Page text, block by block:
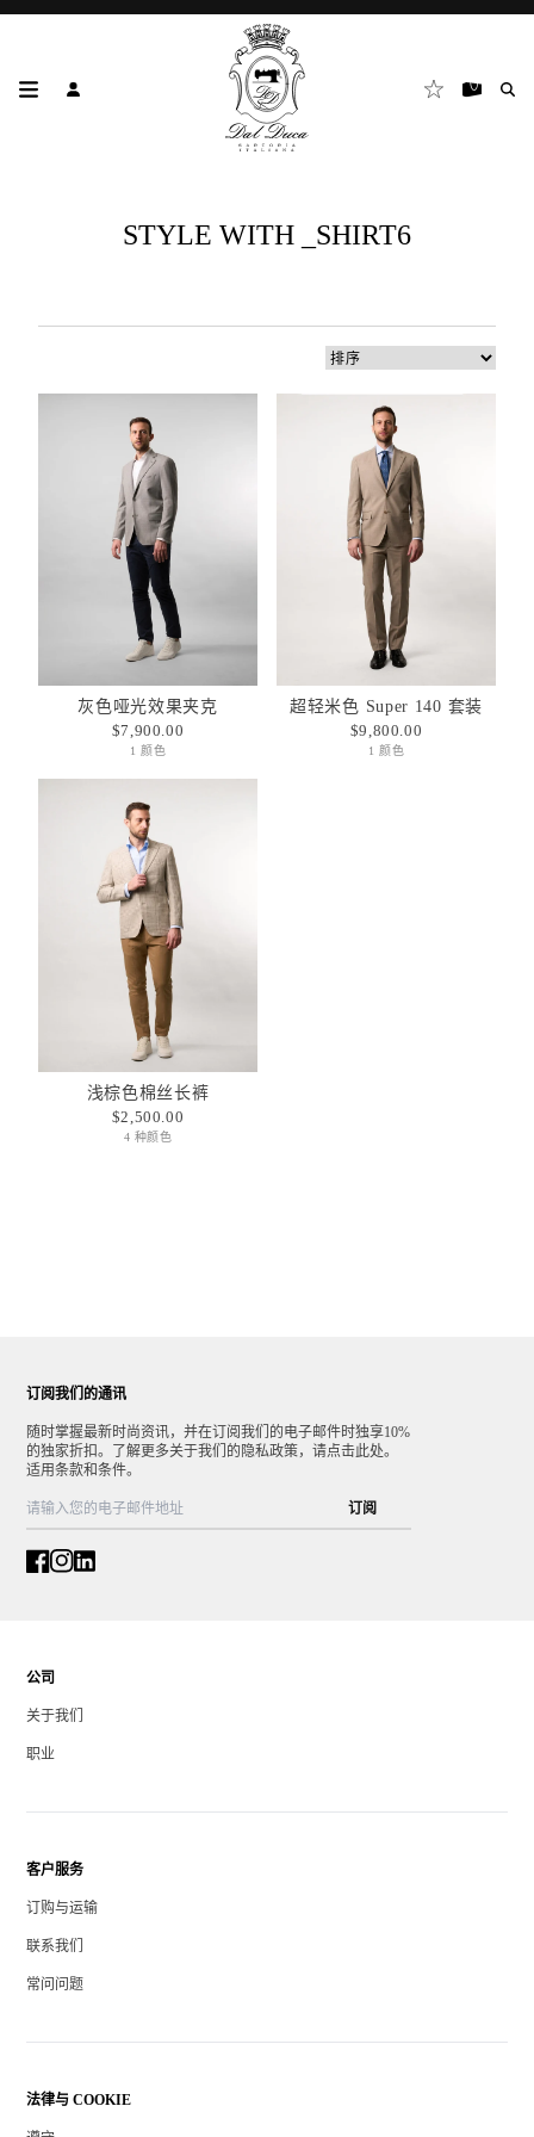
STYLE WITH _SHIRT6
灰色哑光效果夹克
$7,900.00
1 颜色
超轻米色 Super 140 套装
$9,800.00
1 颜色
浅棕色棉丝长裤
$2,500.00
4 种颜色
订阅我们的通讯
随时掌握最新时尚资讯，并在订阅我们的电子邮件时独享10%
的独家折扣。了解更多关于我们的隐私政策，请点击此处。
适用条款和条件。
订阅
公司
关于我们
职业
客户服务
订购与运输
联系我们
常问问题
法律与 COOKIE